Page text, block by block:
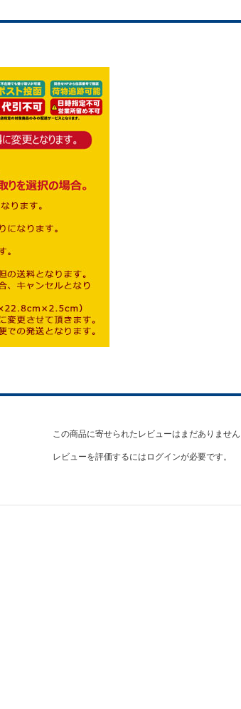
この商品に寄せられたレビューはまだありません
レビューを評価するには ログインが必要です。